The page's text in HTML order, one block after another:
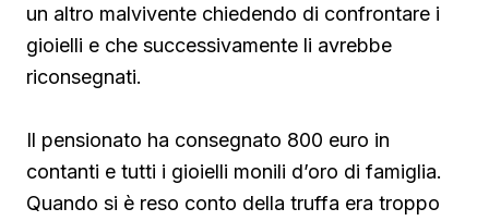
un altro malvivente chiedendo di confrontare i
gioielli e che successivamente li avrebbe
riconsegnati.
Il pensionato ha consegnato 800 euro in
contanti e tutti i gioielli monili d’oro di famiglia.
Quando si è reso conto della truffa era troppo